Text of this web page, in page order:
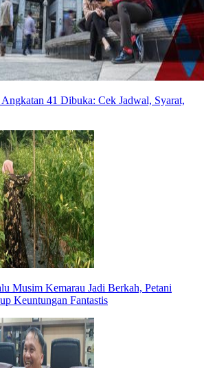
41 Dibuka: Cek Jadwal, Syarat,
Musim Kemarau Jadi Berkah, Petani
Keuntungan Fantastis